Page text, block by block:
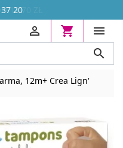
20
13,70 ZŁ




12m+ Crea Lign'